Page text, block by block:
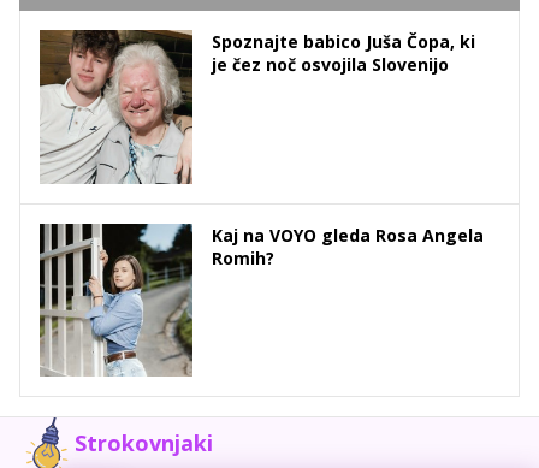
Spoznajte babico Juša Čopa, ki
je čez noč osvojila Slovenijo
Kaj na VOYO gleda Rosa Angela
Romih?
Strokovnjaki